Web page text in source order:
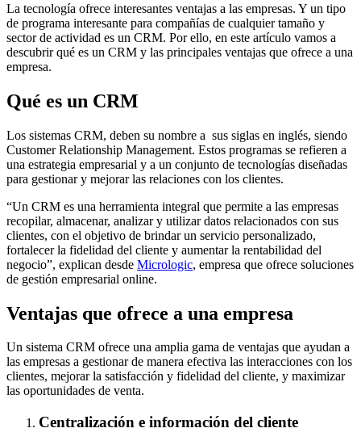
La tecnología ofrece interesantes ventajas a las empresas. Y un tipo
de programa interesante para compañías de cualquier tamaño y
sector de actividad es un CRM. Por ello, en este artículo vamos a
descubrir qué es un CRM y las principales ventajas que ofrece a una
empresa.
Qué es un CRM
Los sistemas CRM, deben su nombre a sus siglas en inglés, siendo
Customer Relationship Management. Estos programas se refieren a
una estrategia empresarial y a un conjunto de tecnologías diseñadas
para gestionar y mejorar las relaciones con los clientes.
“Un CRM es una herramienta integral que permite a las empresas
recopilar, almacenar, analizar y utilizar datos relacionados con sus
clientes, con el objetivo de brindar un servicio personalizado,
fortalecer la fidelidad del cliente y aumentar la rentabilidad del
negocio”, explican desde Micrologic, empresa que ofrece soluciones
de gestión empresarial online.
Ventajas que ofrece a una empresa
Un sistema CRM ofrece una amplia gama de ventajas que ayudan a
las empresas a gestionar de manera efectiva las interacciones con los
clientes, mejorar la satisfacción y fidelidad del cliente, y maximizar
las oportunidades de venta.
Centralización e información del cliente